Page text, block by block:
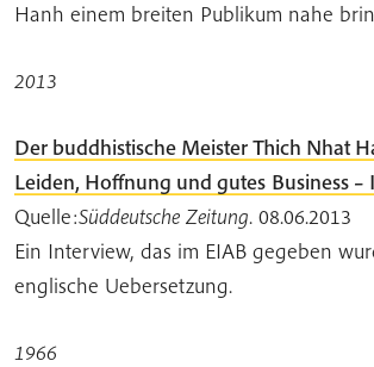
Hanh einem breiten Publikum nahe
2013
Der buddhistische Meister Thich Nhat
Leiden, Hoffnung und gutes Business
Quelle:Süddeutsche Zeitung. 08.06.2013
Ein Interview, das im EIAB gegeben
englische Uebersetzung.
1966